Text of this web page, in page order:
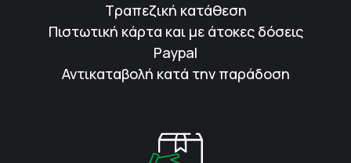
Τραπεζική κατάθεση
Πιστωτική κάρτα και με άτοκες δόσεις
Paypal
Αντικαταβολή κατά την παράδοση